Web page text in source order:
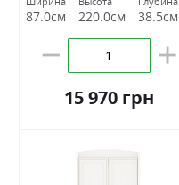
87.0см 220.0см 38.5см
15 970 грн